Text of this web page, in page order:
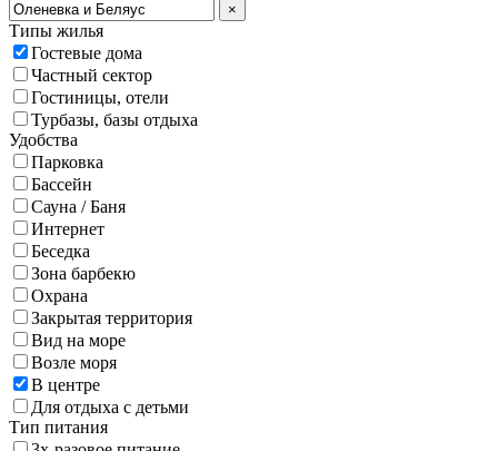
×
Типы жилья
Гостевые дома
Частный сектор
Гостиницы, отели
Турбазы, базы отдыха
Удобства
Парковка
Бассейн
Сауна / Баня
Интернет
Беседка
Зона барбекю
Охрана
Закрытая территория
Вид на море
Возле моря
В центре
Для отдыха с детьми
Тип питания